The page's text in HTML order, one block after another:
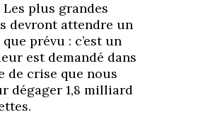
Les plus grandes
devront attendre un
prévu : c’est un
est demandé dans
de crise que nous
dégager 1,8 milliard